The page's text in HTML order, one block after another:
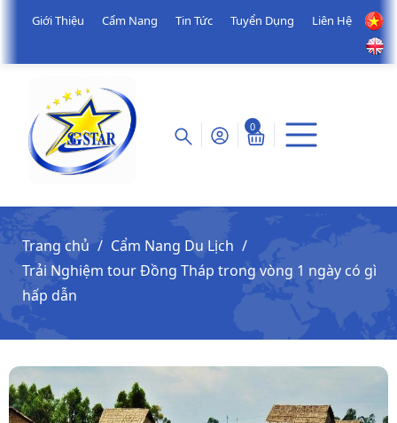
Giới Thiệu Cẩm Nang Tin Tức Tuyển Dụng Liên Hệ
0
Trang chủ
Cẩm Nang Du Lịch
Trải Nghiệm tour Đồng Tháp trong vòng 1 ngày có gì
hấp dẫn